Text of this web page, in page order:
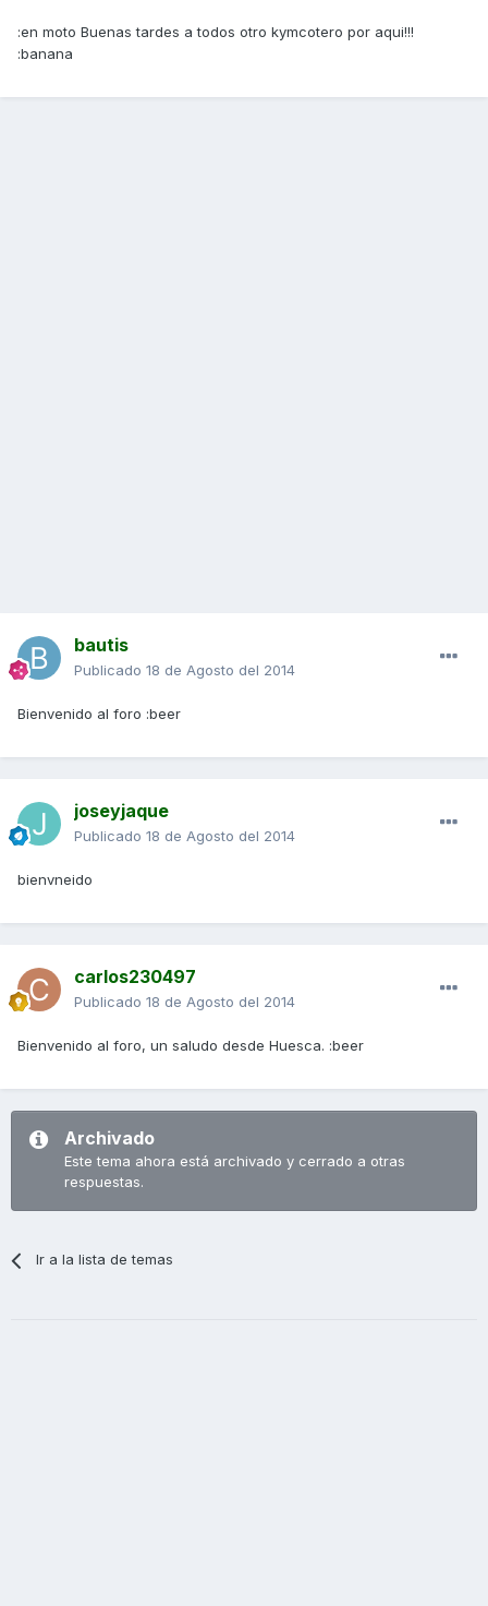
:en moto Buenas tardes a todos otro kymcotero por aqui!!!
:banana
bautis
Publicado 18 de Agosto del 2014
Bienvenido al foro :beer
joseyjaque
Publicado 18 de Agosto del 2014
bienvneido
carlos230497
Publicado 18 de Agosto del 2014
Bienvenido al foro, un saludo desde Huesca. :beer
Archivado
Este tema ahora está archivado y cerrado a otras
respuestas.
Ir a la lista de temas